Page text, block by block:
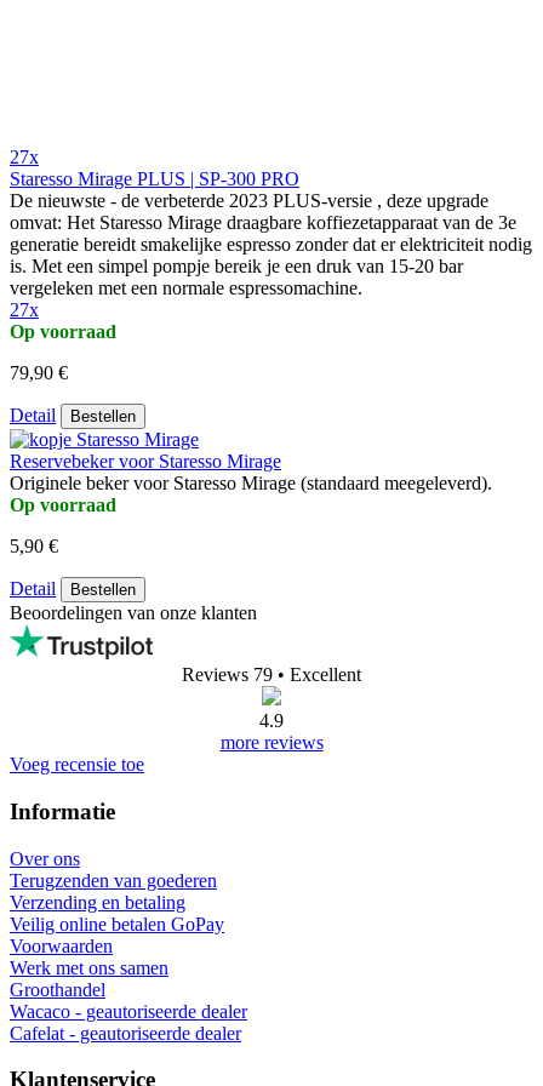
27x
Staresso Mirage PLUS | SP-300 PRO
De nieuwste - de verbeterde 2023 PLUS-versie , deze upgrade
omvat: Het Staresso Mirage draagbare koffiezetapparaat van de 3e
generatie bereidt smakelijke espresso zonder dat er elektriciteit nodig
is. Met een simpel pompje bereik je een druk van 15-20 bar
vergeleken met een normale espressomachine.
27x
Op voorraad
79,90 €
Detail Bestellen
Reservebeker voor Staresso Mirage
Originele beker voor Staresso Mirage (standaard meegeleverd).
Op voorraad
5,90 €
Detail Bestellen
Beoordelingen van onze klanten
Reviews 79 • Excellent
4.9
more reviews
Voeg recensie toe
Informatie
Over ons
Terugzenden van goederen
Verzending en betaling
Veilig online betalen GoPay
Voorwaarden
Werk met ons samen
Groothandel
Wacaco - geautoriseerde dealer
Cafelat - geautoriseerde dealer
Klantenservice